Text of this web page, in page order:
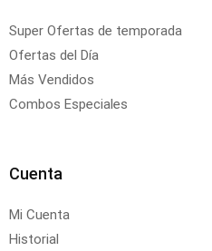
Super Ofertas de temporada
Ofertas del Día
Más Vendidos
Combos Especiales
Cuenta
Mi Cuenta
Historial